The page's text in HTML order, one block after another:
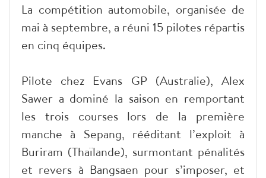
La compétition automobile, organisée de
mai à septembre, a réuni 15 pilotes répartis
en cinq équipes.
Pilote chez Evans GP (Australie), Alex
Sawer a dominé la saison en remportant
les trois courses lors de la première
manche à Sepang, rééditant l’exploit à
Buriram (Thaïlande), surmontant pénalités
et revers à Bangsaen pour s’imposer, et